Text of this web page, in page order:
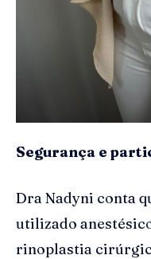
Segurança e
Dra Nadyni conta
utilizado
rinoplastia